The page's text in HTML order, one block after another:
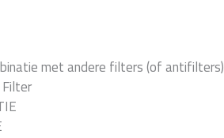
met andere filters (of antifilters)
Filter